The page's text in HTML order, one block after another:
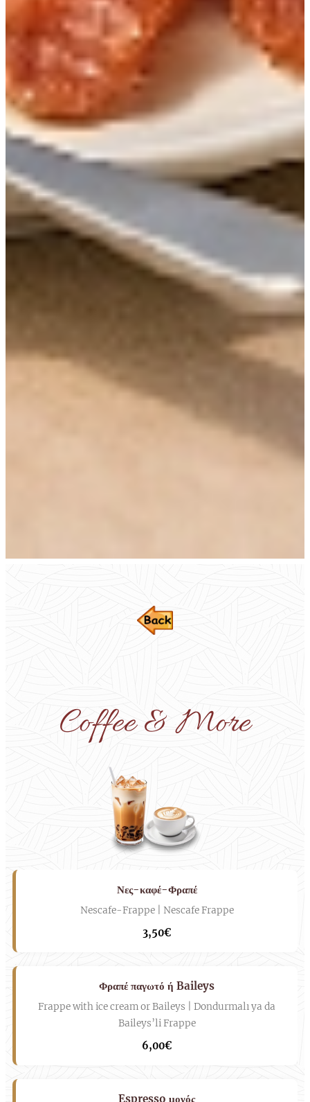
Coffee & More
Νες-καφέ-Φραπέ
Nescafe-Frappe | Nescafe Frappe
3,50€
Φραπέ παγωτό ή Baileys
Frappe with ice cream or Baileys | Dondurmalı ya da
Baileys’li Frappe
6,00€
Espresso μονός